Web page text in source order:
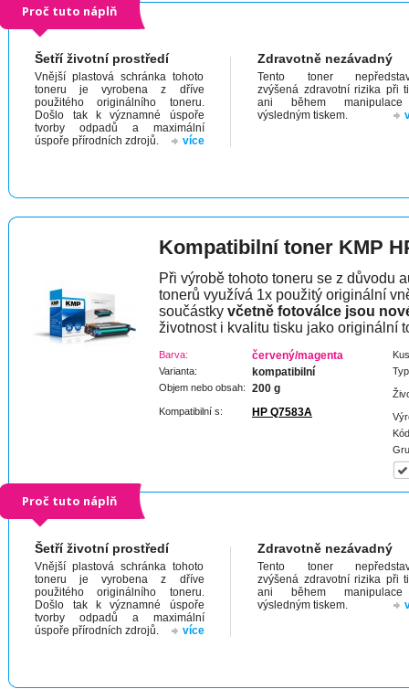
Proč tuto náplň
Šetří životní prostředí
Vnější plastová schránka tohoto
toneru je vyrobena z dříve
použitého originálního toneru.
Došlo tak k významné úspoře
tvorby odpadů a maximální
úspoře přírodních zdrojů.
více
Zdravotně nezávadný
Tento toner
zvýšená zdravotní rizika při
ani během
výsledným tiskem.
Kompatibilní toner KMP
Při výrobě tohoto toneru se z důvodu
tonerů využívá 1x použitý originální
součástky včetně fotoválce jsou
životnost i kvalitu tisku jako originální
Barva: červený/magenta
Varianta: kompatibilní
Objem nebo obsah: 200 g
Kompatibilní s: HP Q7583A
Proč tuto náplň
Šetří životní prostředí
Vnější plastová schránka tohoto
toneru je vyrobena z dříve
použitého originálního toneru.
Došlo tak k významné úspoře
tvorby odpadů a maximální
úspoře přírodních zdrojů.
více
Zdravotně nezávadný
Tento toner
zvýšená zdravotní rizika při
ani během
výsledným tiskem.